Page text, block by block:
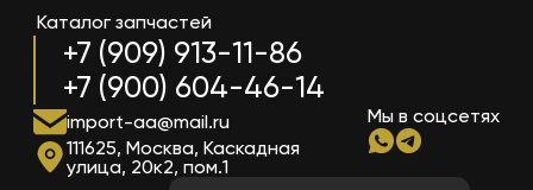
+7 (909) 913-11-86
+7 (900) 604-46-14
Каталог запчастей
import-aa@mail.ru
111625, Москва, Каскадная
улица, 20к2, пом.1
Мы в соцсетях